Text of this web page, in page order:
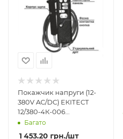
Покажчик напруги (12-
380V AC/DC) ЕКІТЕСТ
12/380-4К-006
(кольорова індикація)
Багато
1 453.20 грн./шт